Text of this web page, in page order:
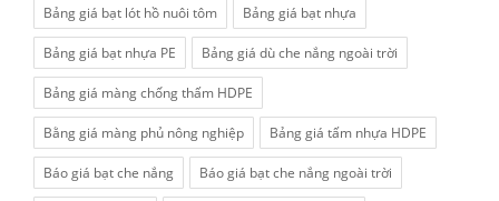
Bảng giá bạt lót hồ nuôi tôm Bảng giá bạt nhựa
Bảng giá bạt nhựa PE Bảng giá dù che nắng ngoài trời
Bảng giá màng chống thấm HDPE
Bằng giá màng phủ nông nghiệp Bảng giá tấm nhựa HDPE
Báo giá bạt che nắng Báo giá bạt che nắng ngoài trời